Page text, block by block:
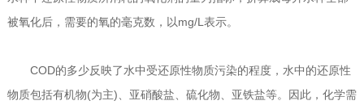
被氧化后，需要的氧的毫克数，以mg/L表示。
COD的多少反映了水中受还原性物质污染的程度，水中的还原性
物质包括有机物(为主)、亚硝酸盐、硫化物、亚铁盐等。因此，化学需